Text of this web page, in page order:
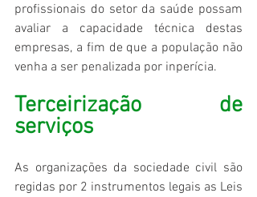
profissionais do setor da saúde possam
avaliar a capacidade técnica destas
empresas, a fim de que a população não
venha a ser penalizada por inperícia.
Terceirização de
serviços
As organizações da sociedade civil são
regidas por 2 instrumentos legais as Leis